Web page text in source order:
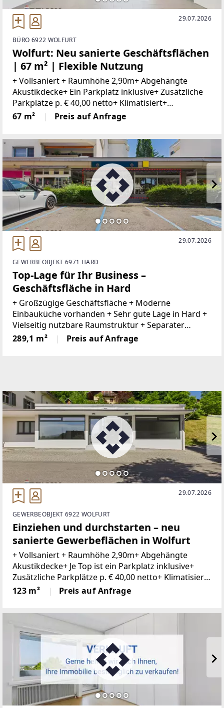
29.07.2026
BÜRO 6922 WOLFURT
Wolfurt: Neu sanierte Geschäftsflächen
| 67 m² | Flexible Nutzung
+ Vollsaniert + Raumhöhe 2,90m+ Abgehängte
Akustikdecke+ Ein Parkplatz inklusive+ Zusätzliche
Parkplätze p. € 40,00 netto+ Klimatisiert+
Kontrollierte Be- und Entlüftung+ Innovatives
Lichtkonzept+ WC mit Vorraum+ Lagerraum+
67 m² Preis auf Anfrage
29.07.2026
GEWERBEOBJEKT 6971 HARD
Top-Lage für Ihr Business –
Geschäftsfläche in Hard
+ Großzügige Geschäftsfläche + Moderne
Einbauküche vorhanden + Sehr gute Lage in Hard +
Vielseitig nutzbare Raumstruktur + Separater
Nebenraum mit WC, Küche und Büro + Büro im EG+
Harder Gemeinde mit Gastronomie, kleinen Läden
289,1 m² Preis auf Anfrage
29.07.2026
GEWERBEOBJEKT 6922 WOLFURT
Einziehen und durchstarten – neu
sanierte Gewerbeflächen in Wolfurt
+ Vollsaniert + Raumhöhe 2,90m+ Abgehängte
Akustikdecke+ Je Top ist ein Parkplatz inklusive+
Zusätzliche Parkplätze p. € 40,00 netto+ Klimatisiert+
Kontrollierte Be- und Entlüftung+ Innovatives
Lichtkonzept+ Gute ErreichbarkeitIn
123 m² Preis auf Anfrage